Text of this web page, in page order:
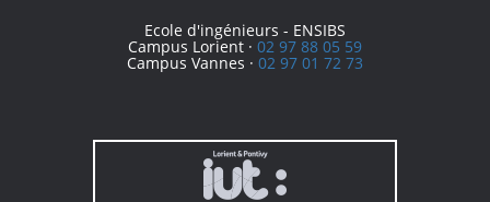
Ecole d'ingénieurs - ENSIBS
Campus Lorient · 02 97 88 05 59
Campus Vannes · 02 97 01 72 73